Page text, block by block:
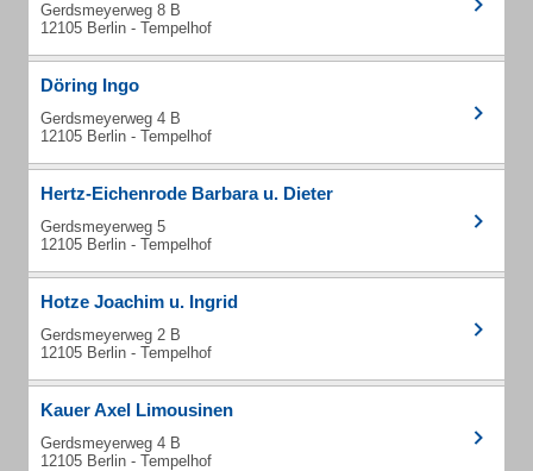
Gerdsmeyerweg 8 B
12105 Berlin - Tempelhof
Döring Ingo
Gerdsmeyerweg 4 B
12105 Berlin - Tempelhof
Hertz-Eichenrode Barbara u. Dieter
Gerdsmeyerweg 5
12105 Berlin - Tempelhof
Hotze Joachim u. Ingrid
Gerdsmeyerweg 2 B
12105 Berlin - Tempelhof
Kauer Axel Limousinen
Gerdsmeyerweg 4 B
12105 Berlin - Tempelhof